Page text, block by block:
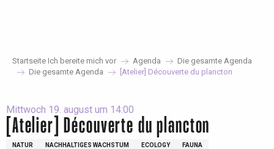
Startseite Ich bereite mich vor Agenda
Die gesamte Agenda
Die gesamte Agenda
[Atelier] Découverte du plancton
Mittwoch 19. august um 14:00
[Atelier] Découverte du plancton
NATUR NACHHALTIGES WACHSTUM ECOLOGY
FAUNA